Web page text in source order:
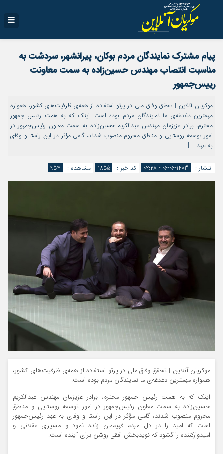
پیام مشترک نمایندگان مردم بوکان، پیرانشهر، سردشت به
مناسبت انتصاب مهندس حسین‌زاده به سمت معاونت
رییس‌جمهور
موکریان آنلاین | تحقق وفاق ملى در پرتو استفاده از همه‌ی ظرفيت‌هاى كشور، همواره
مهمترين دغدغه‌ی ما نمايندگان مردم بوده است. اينک كه به همت رئيس جمهور
محترم، برادر عزيزمان مهندس عبدالكریم حسين‌زاده به سمت معاون رئيس‌جمهور در
امور توسعه روستايی و مناطق محروم منصوب شدند، گامى مؤثر در اين راستا و وفاى
به عهد […]
انتشار : 1403-06-06 - ۰۲:۲۸ کد خبر : 1855 مشاهده : 954
موکریان آنلاین | تحقق وفاق ملى در پرتو استفاده از همه‌ی ظرفيت‌هاى كشور،
همواره مهمترين دغدغه‌ی ما نمايندگان مردم بوده است.
اينک كه به همت رئيس جمهور محترم، برادر عزيزمان مهندس عبدالكریم
حسين‌زاده به سمت معاون رئيس‌جمهور در امور توسعه روستايی و مناطق
محروم منصوب شدند، گامى مؤثر در اين راستا و وفاى به عهد رئيس‌جمهور
است كه اميد را در دل مردم فهيم‌مان زنده نمود و مسيرى عقلانى و
اميدواركننده را گشود كه نويدبخش افقى روشن براى آينده است.